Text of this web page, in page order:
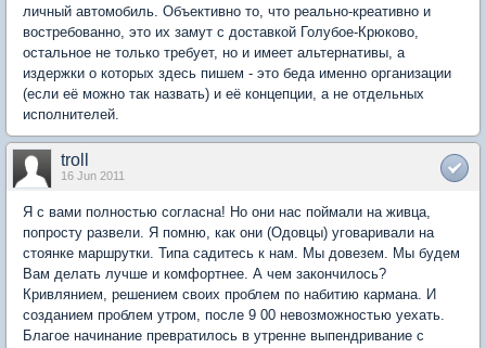
личный автомобиль. Объективно то, что реально-креативно и
востребованно, это их замут с доставкой Голубое-Крюково,
остальное не только требует, но и имеет альтернативы, а
издержки о которых здесь пишем - это беда именно организации
(если её можно так назвать) и её концепции, а не отдельных
исполнителей.
troll
16 Jun 2011
Я с вами полностью согласна! Но они нас поймали на живца,
попросту развели. Я помню, как они (Одовцы) уговаривали на
стоянке маршрутки. Типа садитесь к нам. Мы довезем. Мы будем
Вам делать лучше и комфортнее. А чем закончилось?
Кривлянием, решением своих проблем по набитию кармана. И
созданием проблем утром, после 9 00 невозможностью уехать.
Благое начинание превратилось в утренне выпендривание с